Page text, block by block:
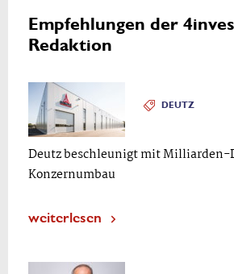
Empfehlungen der
Redaktion
DEUTZ
Deutz beschleunigt mit Milliarden-
Konzernumbau
weiterlesen